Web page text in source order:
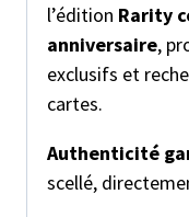
l’édition Rarity
anniversaire,
exclusifs et
cartes.
Authenticité
scellé,